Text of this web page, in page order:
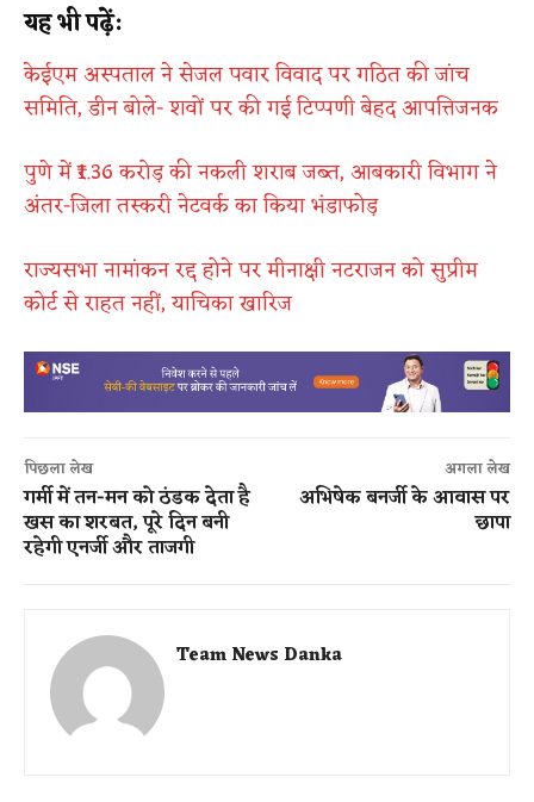
यह भी पढ़ें:
केईएम अस्पताल ने सेजल पवार विवाद पर गठित की जांच
समिति, डीन बोले- शवों पर की गई टिप्पणी बेहद आपत्तिजनक
पुणे में ₹1.36 करोड़ की नकली शराब जब्त, आबकारी विभाग ने
अंतर-जिला तस्करी नेटवर्क का किया भंडाफोड़
राज्यसभा नामांकन रद्द होने पर मीनाक्षी नटराजन को सुप्रीम
कोर्ट से राहत नहीं, याचिका खारिज
पिछला लेख
गर्मी में तन-मन को ठंडक देता है
खस का शरबत, पूरे दिन बनी
रहेगी एनर्जी और ताजगी
अगला लेख
अभिषेक बनर्जी के आवास पर
छापा
Team News Danka